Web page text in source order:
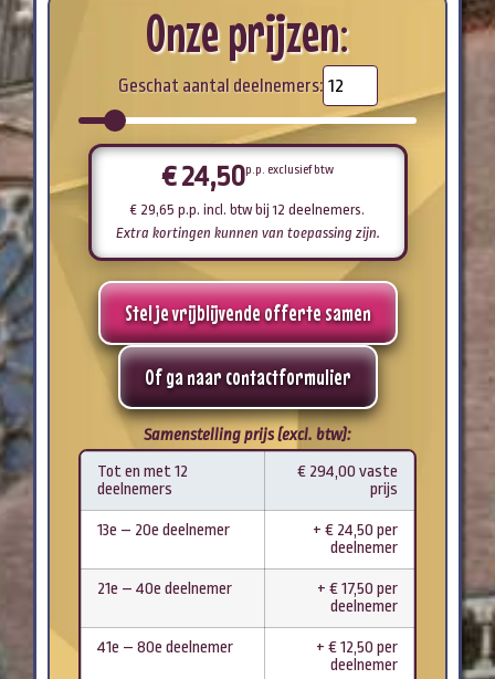
Onze prijzen:
Geschat aantal deelnemers:
€24,50p.p. exclusief btw
€ 29,65 p.p. incl. btw bij 12 deelnemers.
Extra kortingen kunnen van toepassing zijn.
Stel je vrijblijvende offerte samen
Of ga naar contactformulier
Samenstelling prijs (excl. btw):
Tot en met 12
deelnemers
€ 294,00 vaste
prijs
13e – 20e deelnemer
+ € 24,50 per
deelnemer
21e – 40e deelnemer
+ € 17,50 per
deelnemer
41e – 80e deelnemer
+ € 12,50 per
deelnemer